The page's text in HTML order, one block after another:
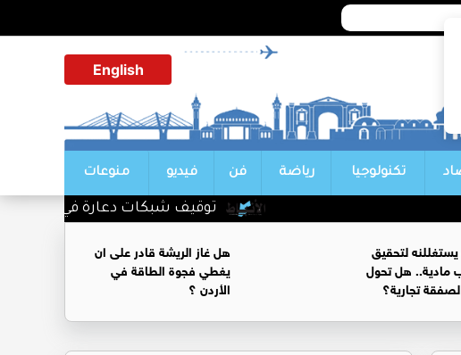
English
تكنولوجيا رياضة فن فيديو منوعات
توقيف شبكات دعارة في شارع
لتحقيق
مادية.. هل تحول
لصفقة تجارية؟
هل غاز الريشة قادر على ان
يغطي فجوة الطاقة في
الأردن ؟